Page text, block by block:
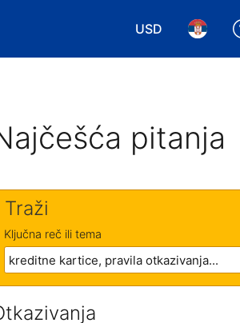
USD
Izaberite
pitanja
Traži
Ključna reč ili tema